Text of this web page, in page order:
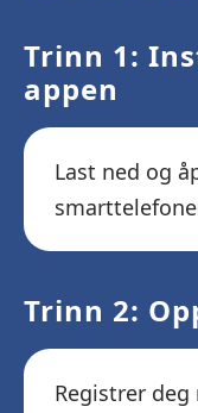
Trinn 1:
appen
Last ned og
Trinn 2:
Registrer